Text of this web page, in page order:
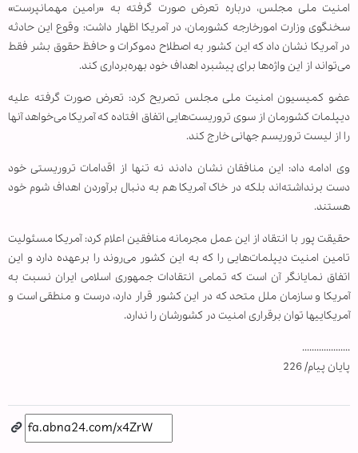
امنیت ملی مجلس، درباره تعرض صورت گرفته به «رامین مهمان‎پرست»
سخن‎گوی وزارت امورخارجه کشورمان، در آمریکا اظهار داشت: وقوع این حادثه
در آمریکا نشان داد که این کشور به اصطلاح دموکرات و حافظ حقوق بشر فقط
می‌تواند از این واژه‌ها برای پیش‎برد اهداف خود بهره‌برداری کند.
عضو کمیسیون امنیت ملی مجلس تصریح کرد: تعرض صورت گرفته علیه
دیپلمات کشورمان از سوی تروریست‌هایی اتفاق افتاده که آمریکا می‌خواهد آنها
را از لیست تروریسم جهانی خارج کند.
وی ادامه داد: این منافقان نشان دادند نه تنها از اقدامات تروریستی خود
دست برنداشته‌اند بلکه در خاک آمریکا هم به دنبال برآوردن اهداف شوم خود
هستند.
حقیقت پور با انتقاد از این عمل مجرمانه منافقین اعلام کرد: آمریکا مسئولیت
تامین امنیت دیپلمات‌هایی را که به این کشور می‌روند را برعهده دارد و این
اتفاق نمایان‎گر آن است که تمامی انتقادات جمهوری اسلامی ایران نسبت به
آمریکا و سازمان ملل متحد که در این کشور قرار دارد، درست و منطقی است و
آمریکایی‎ها توان برقراری امنیت در کشورشان را ندارد.
....................
پایان پیام/ 226